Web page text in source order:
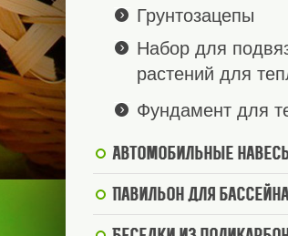
Грунтозацепы
Набор для
растений для
Фундамент для
Автомобильные
Павильон для бассейна